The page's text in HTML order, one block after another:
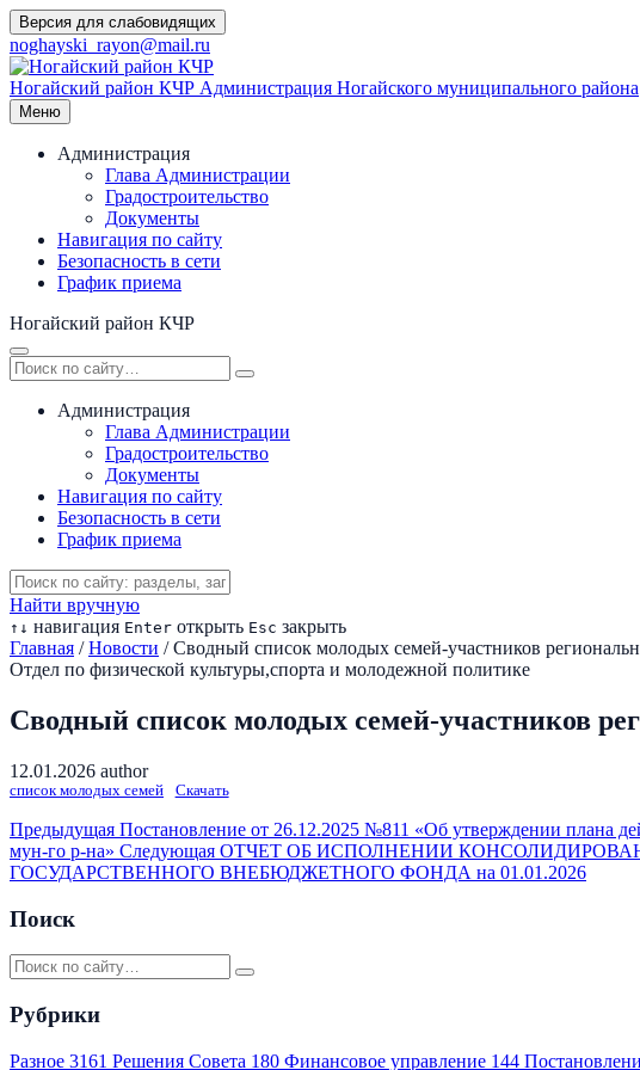
Перейти
к
содержимому
Версия для слабовидящих
noghayski_rayon@mail.ru
Ногайский район КЧР Администрация Ногайского муниципального района
Меню
Администрация
Глава Администрации
Градостроительство
Документы
Навигация по сайту
Безопасность в сети
График приема
Ногайский район КЧР
Администрация
Глава Администрации
Градостроительство
Документы
Навигация по сайту
Безопасность в сети
График приема
Найти вручную
↑ ↓ навигация Enter открыть Esc закрыть
Главная / Новости / Сводный список молодых семей-участников
Отдел по физической культуры,спорта и молодежной политике
Сводный список молодых семей-участников
12.01.2026 author
список молодых семей Скачать
Предыдущая Постановление от 26.12.2025 №811 «Об утверждении плана
мун-го р-на» Следующая ОТЧЕТ ОБ ИСПОЛНЕНИИ
ГОСУДАРСТВЕННОГО ВНЕБЮДЖЕТНОГО ФОНДА на 01.01.2026
Поиск
Рубрики
Разное 3161 Решения Совета 180 Финансовое управление 144